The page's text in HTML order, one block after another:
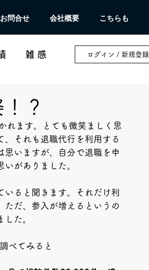
お問合せ 会社概要 こちらも
雑 感 ログイン / 新規登録
？
れます。とても微笑ましく思
、それも退職代行を利用する
思いますが、自分で退職を申
がありました。
ると聞きます。それだけ利
ただ、参入が増えるというの
た。
べてみると